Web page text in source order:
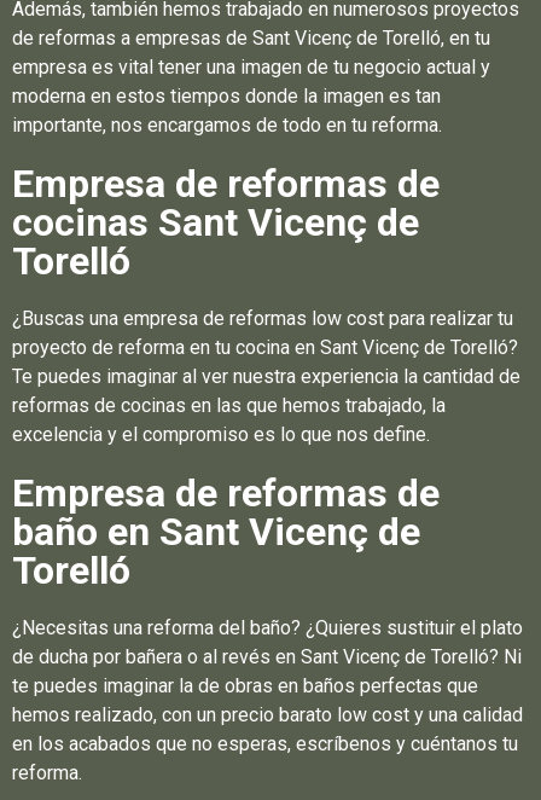
Además, también hemos trabajado en numerosos proyectos
de reformas a empresas de Sant Vicenç de Torelló, en tu
empresa es vital tener una imagen de tu negocio actual y
moderna en estos tiempos donde la imagen es tan
importante, nos encargamos de todo en tu reforma.
Empresa de reformas de
cocinas Sant Vicenç de
Torelló
¿Buscas una empresa de reformas low cost para realizar tu
proyecto de reforma en tu cocina en Sant Vicenç de Torelló?
Te puedes imaginar al ver nuestra experiencia la cantidad de
reformas de cocinas en las que hemos trabajado, la
excelencia y el compromiso es lo que nos define.
Empresa de reformas de
baño en Sant Vicenç de
Torelló
¿Necesitas una reforma del baño? ¿Quieres sustituir el plato
de ducha por bañera o al revés en Sant Vicenç de Torelló? Ni
te puedes imaginar la de obras en baños perfectas que
hemos realizado, con un precio barato low cost y una calidad
en los acabados que no esperas, escríbenos y cuéntanos tu
reforma.